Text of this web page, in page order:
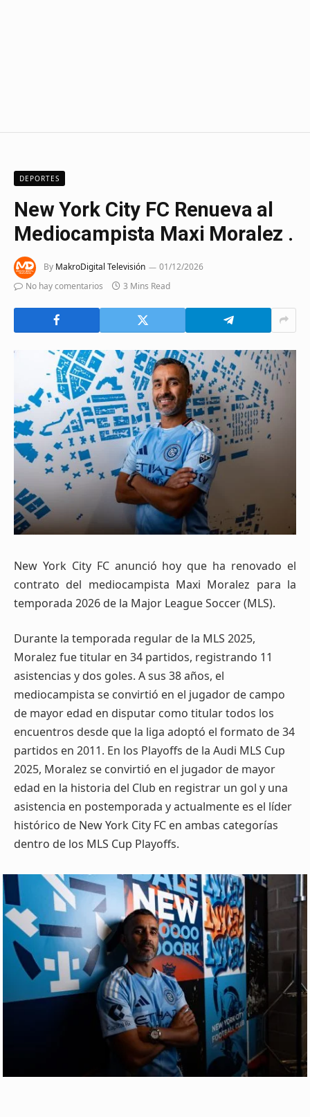
DEPORTES
New York City FC Renueva al
Mediocampista Maxi Moralez .
By MakroDigital Televisión
01/12/2026
No hay comentarios
3 Mins Read
New York City FC anunció hoy que ha renovado el
contrato del mediocampista Maxi Moralez para la
temporada 2026 de la Major League Soccer (MLS).
Durante la temporada regular de la MLS 2025,
Moralez fue titular en 34 partidos, registrando 11
asistencias y dos goles. A sus 38 años, el
mediocampista se convirtió en el jugador de campo
de mayor edad en disputar como titular todos los
encuentros desde que la liga adoptó el formato de 34
partidos en 2011. En los Playoffs de la Audi MLS Cup
2025, Moralez se convirtió en el jugador de mayor
edad en la historia del Club en registrar un gol y una
asistencia en postemporada y actualmente es el líder
histórico de New York City FC en ambas categorías
dentro de los MLS Cup Playoffs.